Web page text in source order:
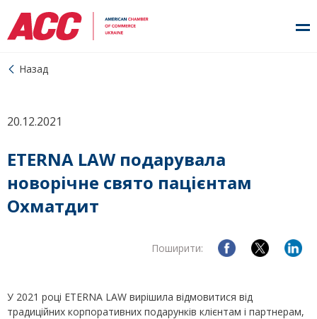
Назад
20.12.2021
ETERNA LAW подарувала
новорічне свято пацієнтам
Охматдит
Поширити:
У 2021 році ETERNA LAW вирішила відмовитися від
традиційних корпоративних подарунків клієнтам і партнерам,